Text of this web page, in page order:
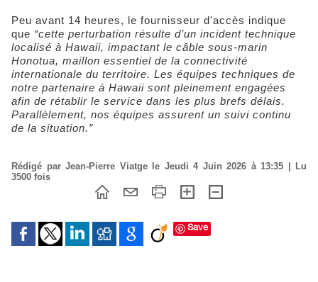
Peu avant 14 heures, le fournisseur d'accès indique
que “cette perturbation résulte d’un incident technique
localisé à Hawaii, impactant le câble sous-marin
Honotua, maillon essentiel de la connectivité
internationale du territoire. Les équipes techniques de
notre partenaire à Hawaii sont pleinement engagées
afin de rétablir le service dans les plus brefs délais.
Parallèlement, nos équipes assurent un suivi continu
de la situation.”
Rédigé par Jean-Pierre Viatge le Jeudi 4 Juin 2026 à 13:35 | Lu
3500 fois
Save